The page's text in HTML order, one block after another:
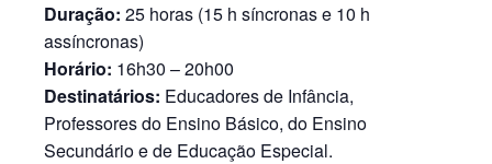
Duração: 25 horas (15 h síncronas e 10 h
assíncronas)
Horário: 16h30 – 20h00
Destinatários: Educadores de Infância,
Professores do Ensino Básico, do Ensino
Secundário e de Educação Especial.